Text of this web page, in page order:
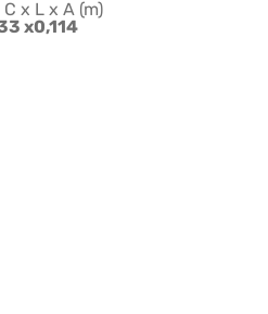
x L x A (m)
x0,114